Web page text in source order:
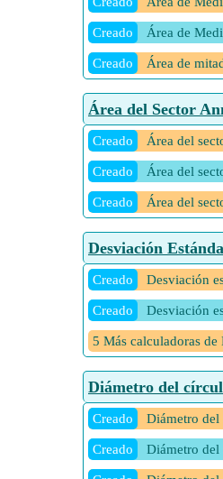
Creado Área de
Creado Área de
Área del Sector
Creado Área del
Creado Área del
Creado Área del
Desviación
Creado Desviación
Creado Desviación
5 Más calculadoras de
Diámetro del
Creado Diámetro
Creado Diámetro del